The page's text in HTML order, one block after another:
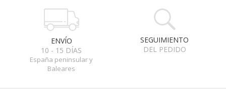
ENVÍO
10 - 15 DÍAS
España peninsular y
Baleares
SEGUIMIENTO
DEL PEDIDO